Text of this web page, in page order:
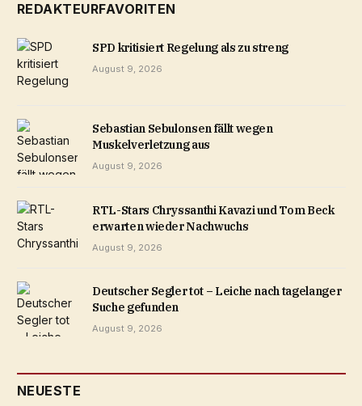
REDAKTEURFAVORITEN
SPD kritisiert Regelung als zu streng
August 9, 2026
Sebastian Sebulonsen fällt wegen
Muskelverletzung aus
August 9, 2026
RTL-Stars Chryssanthi Kavazi und Tom Beck
erwarten wieder Nachwuchs
August 9, 2026
Deutscher Segler tot – Leiche nach tagelanger
Suche gefunden
August 9, 2026
NEUESTE